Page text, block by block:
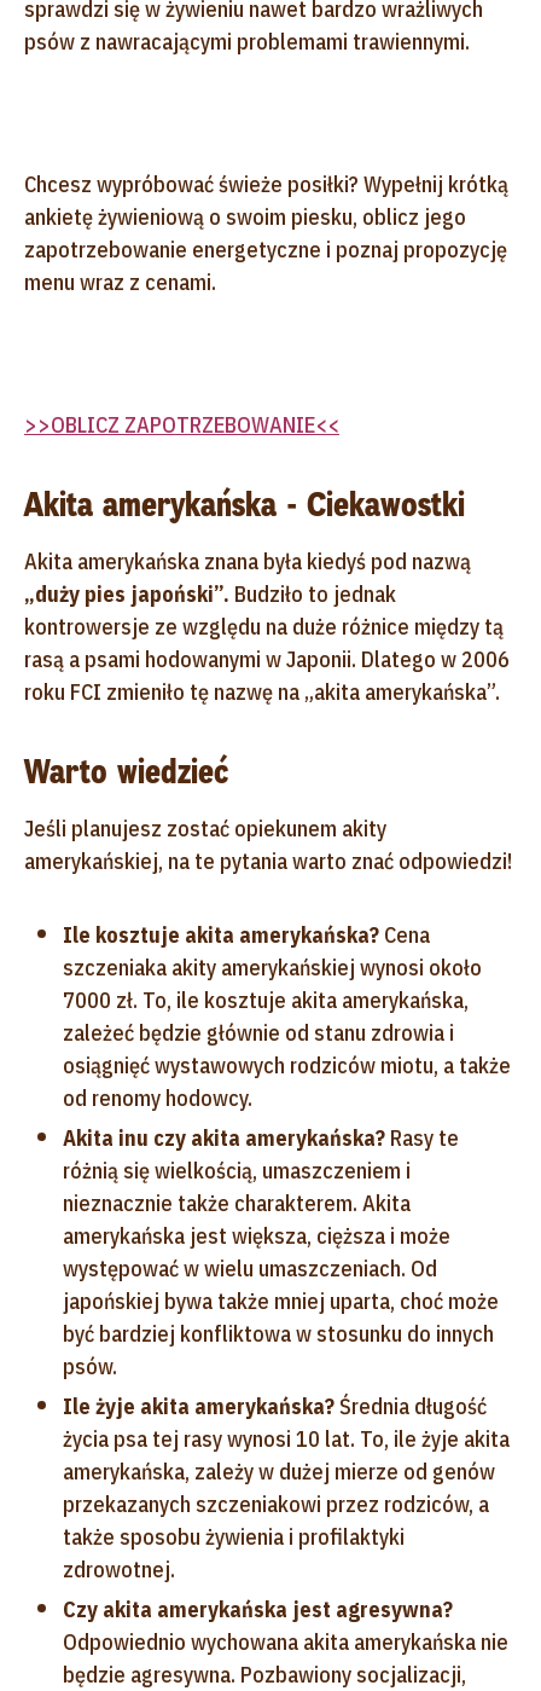
sprawdzi się w żywieniu nawet bardzo wrażliwych
psów z nawracającymi problemami trawiennymi.
Chcesz wypróbować świeże posiłki? Wypełnij krótką
ankietę żywieniową o swoim piesku, oblicz jego
zapotrzebowanie energetyczne i poznaj propozycję
menu wraz z cenami.
>>OBLICZ ZAPOTRZEBOWANIE<<
Akita amerykańska - Ciekawostki
Akita amerykańska znana była kiedyś pod nazwą
„duży pies japoński”. Budziło to jednak
kontrowersje ze względu na duże różnice między tą
rasą a psami hodowanymi w Japonii. Dlatego w 2006
roku FCI zmieniło tę nazwę na „akita amerykańska”.
Warto wiedzieć
Jeśli planujesz zostać opiekunem akity
amerykańskiej, na te pytania warto znać odpowiedzi!
Ile kosztuje akita amerykańska? Cena
szczeniaka akity amerykańskiej wynosi około
7000 zł. To, ile kosztuje akita amerykańska,
zależeć będzie głównie od stanu zdrowia i
osiągnięć wystawowych rodziców miotu, a także
od renomy hodowcy.
Akita inu czy akita amerykańska? Rasy te
różnią się wielkością, umaszczeniem i
nieznacznie także charakterem. Akita
amerykańska jest większa, cięższa i może
występować w wielu umaszczeniach. Od
japońskiej bywa także mniej uparta, choć może
być bardziej konfliktowa w stosunku do innych
psów.
Ile żyje akita amerykańska?Średnia długość
życia psa tej rasy wynosi 10 lat. To, ile żyje akita
amerykańska, zależy w dużej mierze od genów
przekazanych szczeniakowi przez rodziców, a
także sposobu żywienia i profilaktyki
zdrowotnej.
Czy akita amerykańska jest agresywna?
Odpowiednio wychowana akita amerykańska nie
będzie agresywna. Pozbawiony socjalizacji,